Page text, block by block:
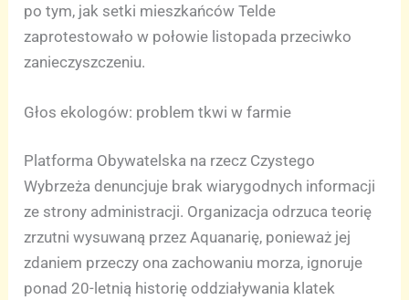
po tym, jak setki mieszkańców Telde
zaprotestowało w połowie listopada przeciwko
zanieczyszczeniu.
Głos ekologów: problem tkwi w farmie
Platforma Obywatelska na rzecz Czystego
Wybrzeża denuncjuje brak wiarygodnych informacji
ze strony administracji. Organizacja odrzuca teorię
zrzutni wysuwaną przez Aquanarię, ponieważ jej
zdaniem przeczy ona zachowaniu morza, ignoruje
ponad 20-letnią historię oddziaływania klatek